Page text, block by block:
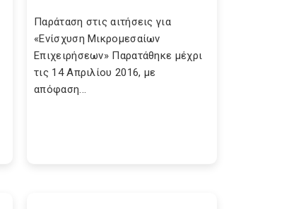
Παράταση στις αιτήσεις για
«Ενίσχυση Μικρομεσαίων
Επιχειρήσεων» Παρατάθηκε μέχρι
τις 14 Απριλίου 2016, με
απόφαση...